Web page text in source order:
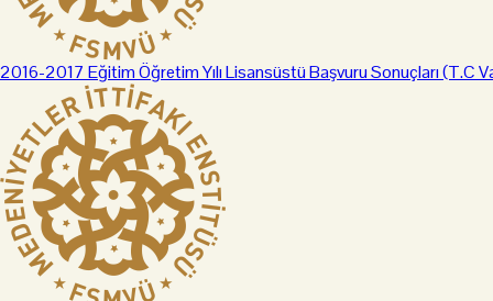
2016-2017 Eğitim Öğretim Yılı Lisansüstü Başvuru Sonuçları (T.C